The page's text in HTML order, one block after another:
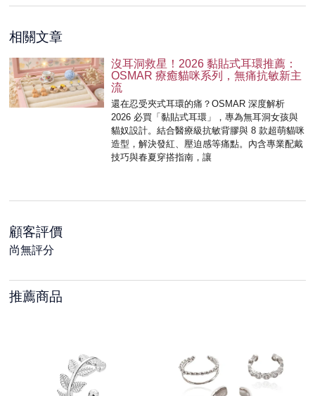
相關文章
沒耳洞救星！2026 黏貼式耳環推薦：
OSMAR 療癒貓咪系列，無痛抗敏新主
流
還在忍受夾式耳環的痛？OSMAR 深度解析
2026 必買「黏貼式耳環」，專為無耳洞女孩與
貓奴設計。結合醫療級抗敏背膠與 8 款超萌貓咪
造型，解決發紅、壓迫感等痛點。內含專業配戴
技巧與春夏穿搭指南，讓
顧客評價
尚無評分
推薦商品